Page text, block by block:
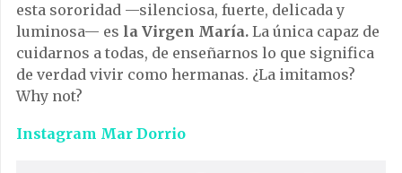
esta sororidad —silenciosa, fuerte, delicada y
luminosa— es la Virgen María. La única capaz de
cuidarnos a todas, de enseñarnos lo que significa
de verdad vivir como hermanas. ¿La imitamos?
Why not?
Instagram Mar Dorrio